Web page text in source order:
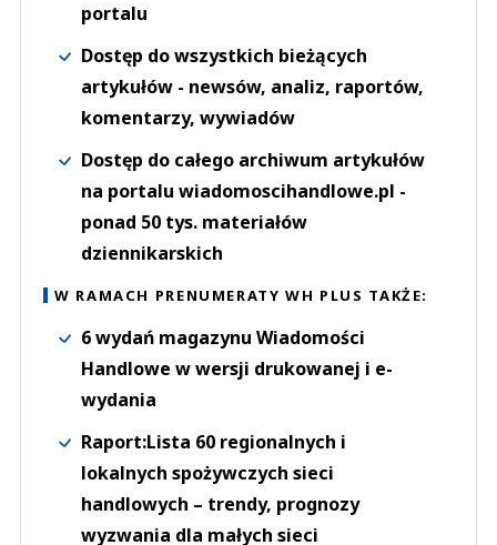
portalu
Dostęp do wszystkich bieżących
artykułów - newsów, analiz, raportów,
komentarzy, wywiadów
Dostęp do całego archiwum artykułów
na portalu wiadomoscihandlowe.pl -
ponad 50 tys. materiałów
dziennikarskich
W RAMACH PRENUMERATY WH PLUS TAKŻE:
6 wydań magazynu Wiadomości
Handlowe w wersji drukowanej i e-
wydania
Raport:Lista 60 regionalnych i
lokalnych spożywczych sieci
handlowych – trendy, prognozy
wyzwania dla małych sieci